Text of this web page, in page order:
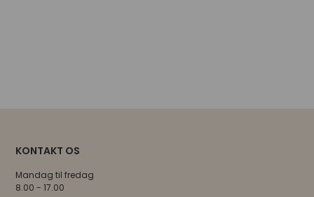
KONTAKT OS
Mandag til fredag
8.00 - 17.00